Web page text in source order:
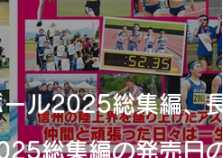
ル2025総集編、長
総集編の発売日の